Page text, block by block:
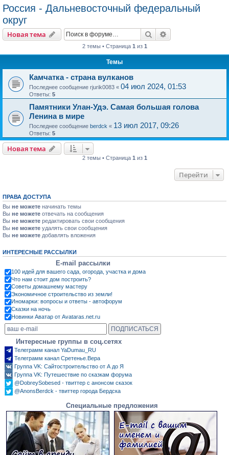
Россия - Дальневосточный федеральный
округ
Новая тема Поиск
2 темы • Страница 1 из 1
Темы
Камчатка - страна вулканов
Последнее сообщение rjurik0083 « 04 июл 2024, 01:53
Ответы: 5
Памятники Улан-Удэ. Самая большая голова
Ленина в мире
Последнее сообщение berdck « 13 июл 2017, 09:26
Ответы: 5
Новая тема
2 темы • Страница 1 из 1
Перейти
ПРАВА ДОСТУПА
Вы не можете начинать темы
Вы не можете отвечать на сообщения
Вы не можете редактировать свои сообщения
Вы не можете удалять свои сообщения
Вы не можете добавлять вложения
ИНТЕРЕСНЫЕ РАССЫЛКИ
E-mail рассылки
100 идей для вашего сада, огорода, участка и дома
Что нам стоит дом построить?
Советы домашнему мастеру
Экономичное строительство из земли!
Иномарки: вопросы и ответы - автофорум
Сказки на ночь
Новинки Аватар от Avataras.net.ru
Интересные группы в соц.сетях
Телеграмм канал YaDumau_RU
Телеграмм канал Сретенье.Вера
Группа VK: Сайтостроительство от А до Я
Группа VK: Путешествие по сказкам форума
@DobreySobesed - твиттер с анонсом сказок
@AnonsBerdck - твиттер города Бердска
Специальные предложения